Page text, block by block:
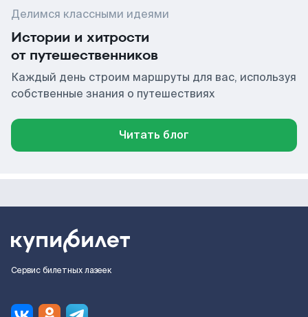
Делимся классными идеями
Истории и хитрости
от путешественников
Каждый день строим маршруты для вас, используя
собственные знания о путешествиях
Читать блог
Сервис билетных лазеек